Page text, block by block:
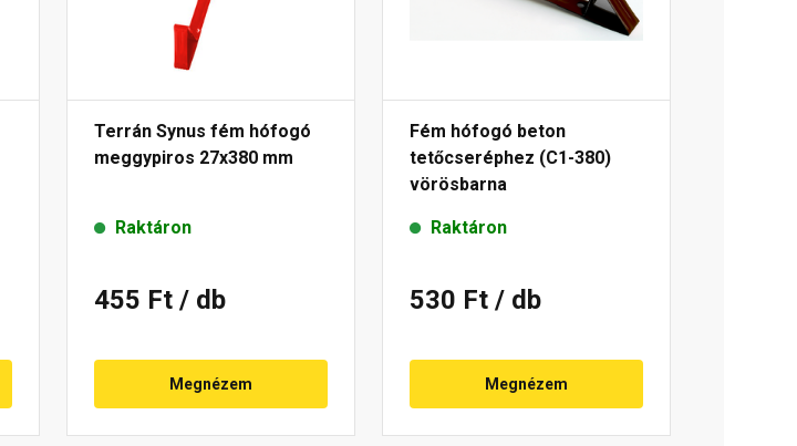
Terrán Synus fém hófogó
meggypiros 27x380 mm
Raktáron
455 Ft / db
Megnézem
Fém hófogó beton
tetőcseréphez (C1-380)
vörösbarna
Raktáron
530 Ft / db
Megnézem